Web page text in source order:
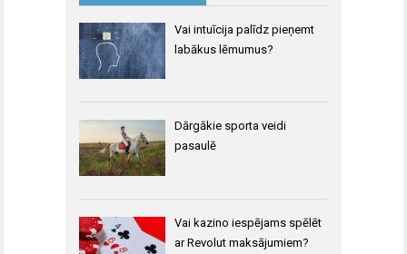
Vai intuīcija palīdz pieņemt
labākus lēmumus?
Dārgākie sporta veidi
pasaulē
Vai kazino iespējams spēlēt
ar Revolut maksājumiem?